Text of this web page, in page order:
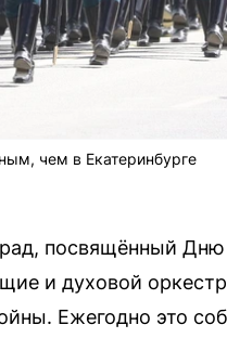
чем в Екатеринбурге
посвящённый
и духовой
Ежегодно это